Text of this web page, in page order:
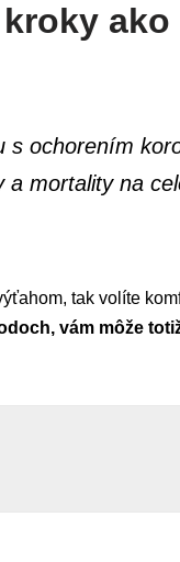
ako
s ochorením
a mortality na
tak volíte
vám môže